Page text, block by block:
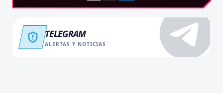
TELEGRAM
ALERTAS Y NOTICIAS